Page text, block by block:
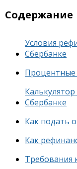
Содержание
Условия
Сбербанке
Процентные
Сбербанке
Как подать
Как
Требования